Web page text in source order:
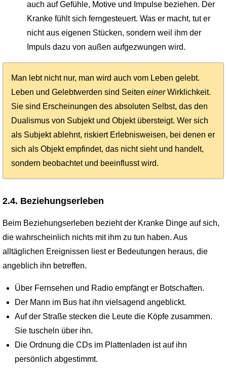
auch auf Gefühle, Motive und Impulse beziehen. Der
Kranke fühlt sich ferngesteuert. Was er macht, tut er
nicht aus eigenen Stücken, sondern weil ihm der
Impuls dazu von außen aufgezwungen wird.
Man lebt nicht nur, man wird auch vom Leben gelebt.
Leben und Gelebtwerden sind Seiten einerWirklichkeit.
Sie sind Erscheinungen des absoluten Selbst, das den
Dualismus von Subjekt und Objekt übersteigt. Wer sich
als Subjekt ablehnt, riskiert Erlebnisweisen, bei denen er
sich als Objekt empfindet, das nicht sieht und handelt,
sondern beobachtet und beeinflusst wird.
2.4. Beziehungserleben
Beim Beziehungserleben bezieht der Kranke Dinge auf sich,
die wahrscheinlich nichts mit ihm zu tun haben. Aus
alltäglichen Ereignissen liest er Bedeutungen heraus, die
angeblich ihn betreffen.
Über Fernsehen und Radio empfängt er Botschaften.
Der Mann im Bus hat ihn vielsagend angeblickt.
Auf der Straße stecken die Leute die Köpfe zusammen.
Sie tuscheln über ihn.
Die Ordnung die CDs im Plattenladen ist auf ihn
persönlich abgestimmt.